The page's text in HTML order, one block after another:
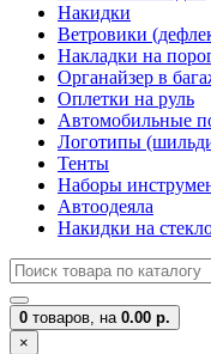
Накидки
Ветровики
Накладки на
Органайзер в
Оплетки на руль
Автомобильные
Логотипы
Тенты
Наборы
Автоодеяла
Накидки на
0 товаров, на 0.00 р.
×